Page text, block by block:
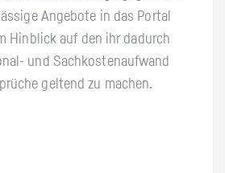
Angebote in das Portal
Hinblick auf den ihr dadurch
und Sachkostenaufwand
geltend zu machen.